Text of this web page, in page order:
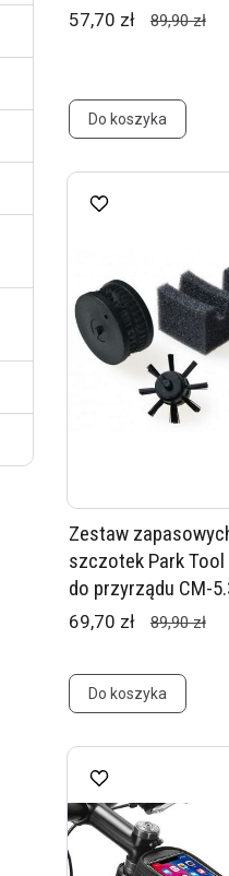
57,70 zł 89,90 zł
Do koszyka
Zestaw
szczotek Park Tool
do przyrządu CM-
69,70 zł 89,90 zł
Do koszyka